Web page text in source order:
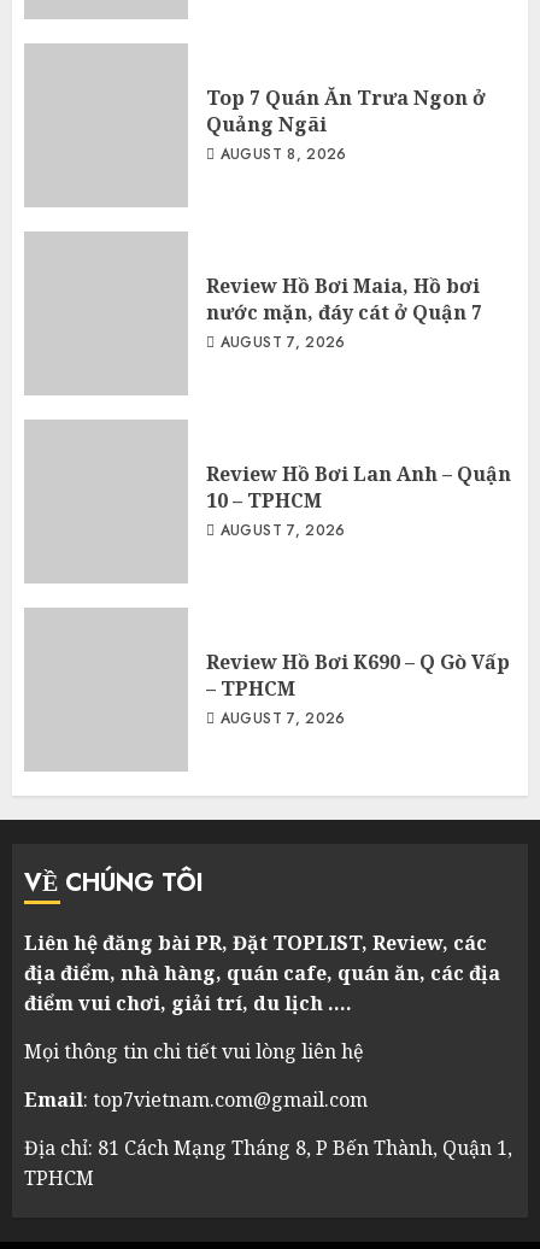
Top 7 Quán Ăn Trưa Ngon ở
Quảng Ngãi
AUGUST 8, 2026
Review Hồ Bơi Maia, Hồ bơi
nước mặn, đáy cát ở Quận 7
AUGUST 7, 2026
Review Hồ Bơi Lan Anh – Quận
10 – TPHCM
AUGUST 7, 2026
Review Hồ Bơi K690 – Q Gò Vấp
– TPHCM
AUGUST 7, 2026
VỀ CHÚNG TÔI
Liên hệ đăng bài PR, Đặt TOPLIST, Review, các
địa điểm, nhà hàng, quán cafe, quán ăn, các địa
điểm vui chơi, giải trí, du lịch ….
Mọi thông tin chi tiết vui lòng liên hệ
Email: top7vietnam.com@gmail.com
Địa chỉ: 81 Cách Mạng Tháng 8, P Bến Thành, Quận 1,
TPHCM